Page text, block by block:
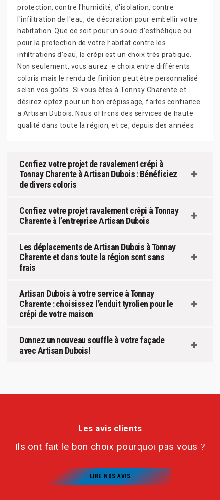
protection, contre l'humidité, d'isolation, contre
l'infiltration de l'eau, de décoration pour embellir votre
habitation. Que ce soit pour un souci d’esthétique ou
pour la protection de votre habitat contre les
infiltrations d’eau, le crépi est un choix très pratique.
Non seulement, vous aurez le choix entre différents
coloris mais le rendu de finition peut être personnalisé
selon vos goûts. Si vous êtes à Tonnay Charente et
désirez optez pour un bon crépissage, faites confiance
à Artisan Dubois. Nous offrons des services de haute
qualité dans toute la région, et ce, depuis des années.
Confiez votre projet de ravalement crépi à
Tonnay Charente à Artisan Dubois : Bénéficiez
de divers coloris
Confiez votre projet ravalement crépi à Tonnay
Charente à l’entreprise Artisan Dubois
Les déplacements de Artisan Dubois à Tonnay
Charente et dans toute la région sont sans
frais
Artisan Dubois à votre service à Tonnay
Charente : choisissez l’enduit tyrolien pour le
crépi de votre maison
Donnez un nouveau souffle à votre façade
avec Artisan Dubois!
Les avis clients
Ils ont fait le bon choix pourquoi pas vous ?
LIRE NOS AVIS